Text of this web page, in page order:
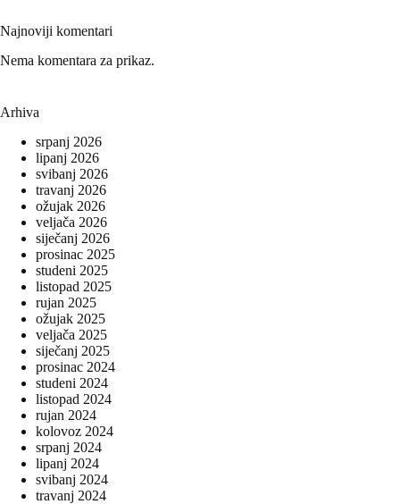
Najnoviji komentari
Nema komentara za prikaz.
Arhiva
srpanj 2026
lipanj 2026
svibanj 2026
travanj 2026
ožujak 2026
veljača 2026
siječanj 2026
prosinac 2025
studeni 2025
listopad 2025
rujan 2025
ožujak 2025
veljača 2025
siječanj 2025
prosinac 2024
studeni 2024
listopad 2024
rujan 2024
kolovoz 2024
srpanj 2024
lipanj 2024
svibanj 2024
travanj 2024